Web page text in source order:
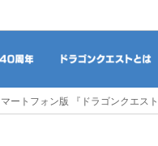
マートフォン版 『ドラゴンクエス